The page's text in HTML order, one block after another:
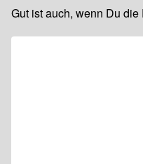
Gut ist auch, wenn Du